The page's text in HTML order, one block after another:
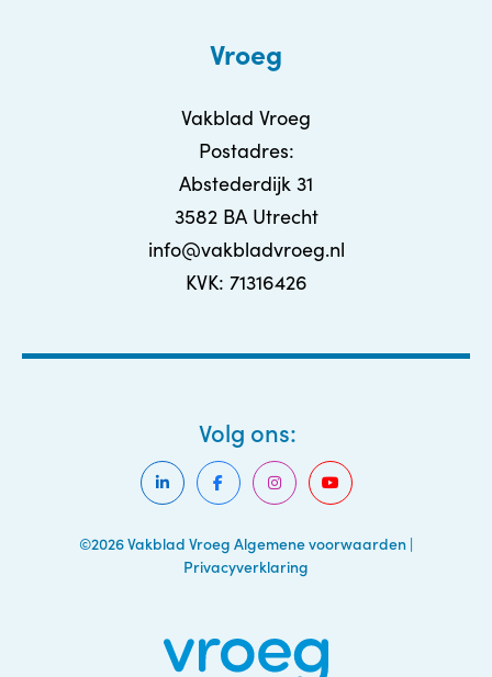
Vroeg
Vakblad Vroeg
Postadres:
Abstederdijk 31
3582 BA Utrecht
info@vakbladvroeg.nl
KVK: 71316426
©2026 Vakblad Vroeg Algemene voorwaarden |
Privacyverklaring
Volg ons: